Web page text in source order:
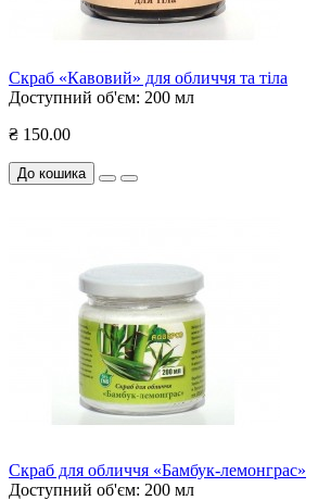
Скраб «Кавовий» для обличчя та тіла
Доступний об'єм: 200 мл
₴ 150.00
До кошика
Скраб для обличчя «Бамбук-лемонграс»
Доступний об'єм: 200 мл